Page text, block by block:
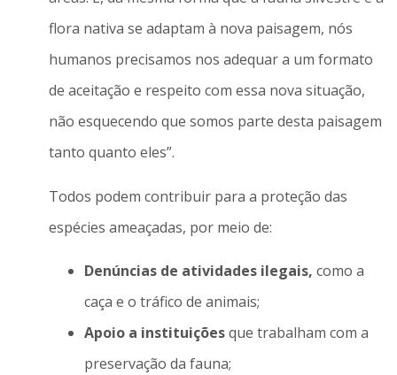
flora nativa se adaptam à nova paisagem, nós
humanos precisamos nos adequar a um formato
de aceitação e respeito com essa nova situação,
não esquecendo que somos parte desta paisagem
tanto quanto eles”.
Todos podem contribuir para a proteção das
espécies ameaçadas, por meio de:
Denúncias de atividades ilegais, como a
caça e o tráfico de animais;
Apoio a instituiçõesque trabalham com a
preservação da fauna;